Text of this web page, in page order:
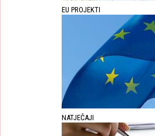
EU PROJEKTI
NATJEČAJI